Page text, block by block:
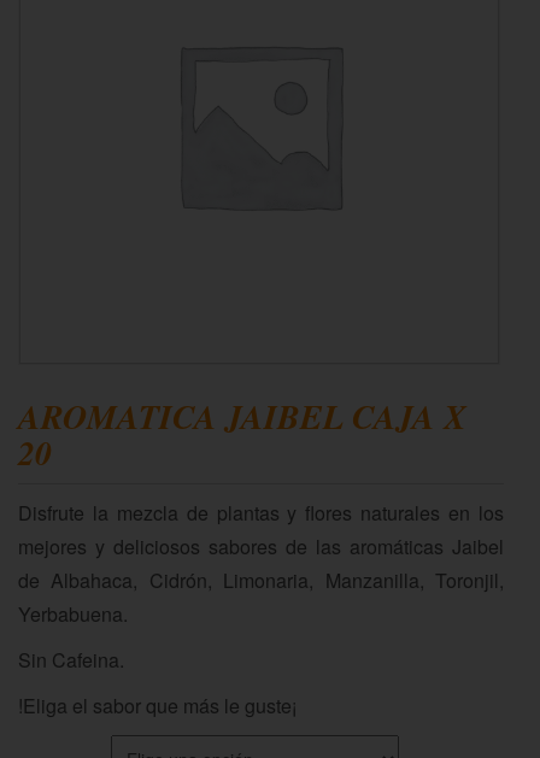
AROMATICA JAIBEL CAJA X
20
Disfrute la mezcla de plantas y flores naturales en los
mejores y deliciosos sabores de las aromáticas Jaibel
de Albahaca, Cidrón, Limonaria, Manzanilla, Toronjil,
Yerbabuena.
Sin Cafeina.
!Eliga el sabor que más le guste¡